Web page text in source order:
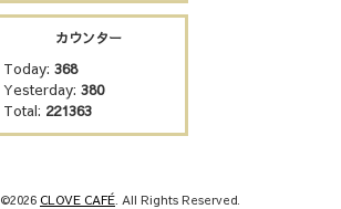
カウンター
Today: 368
Yesterday: 380
Total: 221363
©2026 CLOVE CAFÉ. All Rights Reserved.